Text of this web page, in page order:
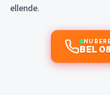
ellende.
NU
BEL